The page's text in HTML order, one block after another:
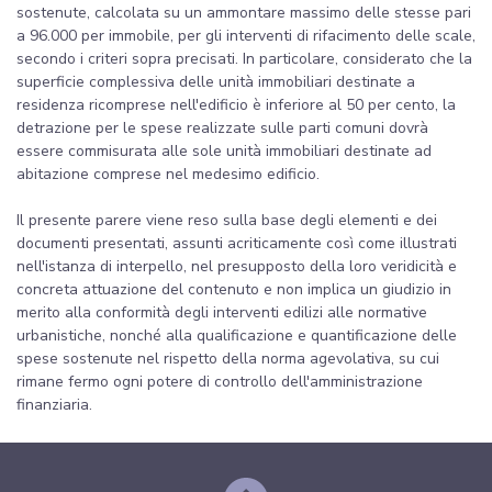
sostenute, calcolata su un ammontare massimo delle stesse pari
a 96.000 per immobile, per gli interventi di rifacimento delle scale,
secondo i criteri sopra precisati. In particolare, considerato che la
superficie complessiva delle unità immobiliari destinate a
residenza ricomprese nell'edificio è inferiore al 50 per cento, la
detrazione per le spese realizzate sulle parti comuni dovrà
essere commisurata alle sole unità immobiliari destinate ad
abitazione comprese nel medesimo edificio.
Il presente parere viene reso sulla base degli elementi e dei
documenti presentati, assunti acriticamente così come illustrati
nell'istanza di interpello, nel presupposto della loro veridicità e
concreta attuazione del contenuto e non implica un giudizio in
merito alla conformità degli interventi edilizi alle normative
urbanistiche, nonché alla qualificazione e quantificazione delle
spese sostenute nel rispetto della norma agevolativa, su cui
rimane fermo ogni potere di controllo dell'amministrazione
finanziaria.